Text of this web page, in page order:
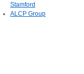
Stamford
ALCP Group